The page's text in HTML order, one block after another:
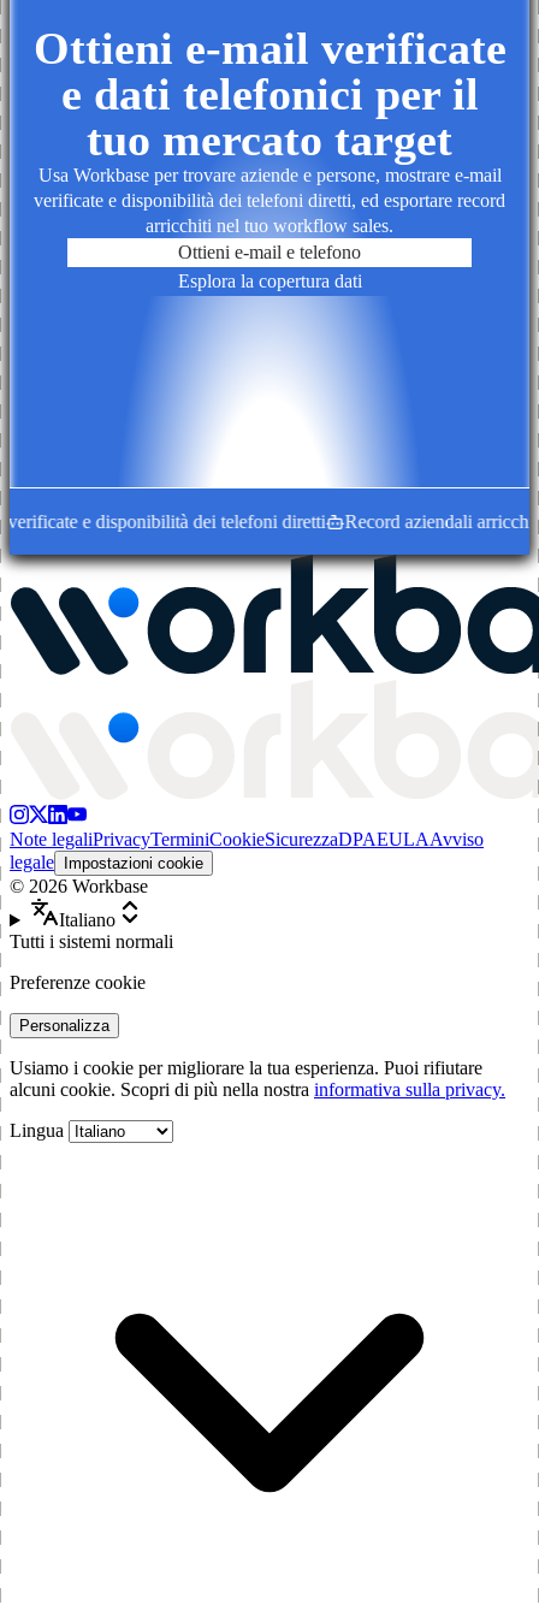
Ottieni e-mail verificate
e dati telefonici per il
tuo mercato target
Usa Workbase per trovare aziende e persone, mostrare e-mail
verificate e disponibilità dei telefoni diretti, ed esportare record
arricchiti nel tuo workflow sales.
Ottieni e-mail e telefono
Esplora la copertura dati
e disponibilità dei telefoni diretti Record aziendali arricchiti
Note legaliPrivacyTerminiCookieSicurezzaDPAEULAAvviso
legale
Impostazioni cookie
© 2026 Workbase
Italiano
Tutti i sistemi normali
Preferenze cookie
Personalizza
Usiamo i cookie per migliorare la tua esperienza. Puoi rifiutare
alcuni cookie. Scopri di più nella nostra informativa sulla privacy.
Lingua